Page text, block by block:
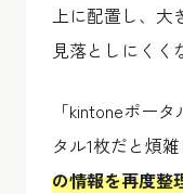
上に配置し、
見落としにくく
「kintoneポー
タル1枚だと煩
の情報を再度整